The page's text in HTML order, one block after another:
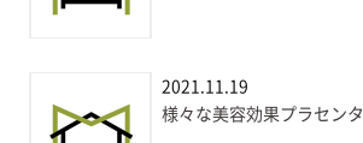
2021.11.19
様々な美容効果プラセンタ